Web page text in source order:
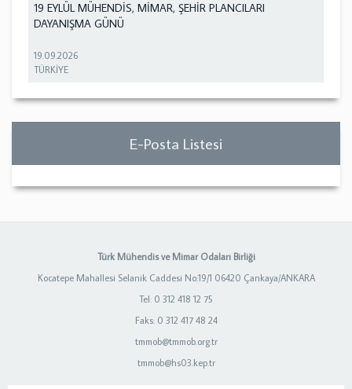
19 EYLÜL MÜHENDİS, MİMAR, ŞEHİR PLANCILARI
DAYANIŞMA GÜNÜ
19.09.2026
TÜRKİYE
E-Posta Listesi
Türk Mühendis ve Mimar Odaları Birliği
Kocatepe Mahallesi Selanik Caddesi No:19/1 06420 Çankaya/ANKARA
Tel: 0 312 418 12 75
Faks: 0 312 417 48 24
tmmob@tmmob.org.tr
tmmob@hs03.kep.tr